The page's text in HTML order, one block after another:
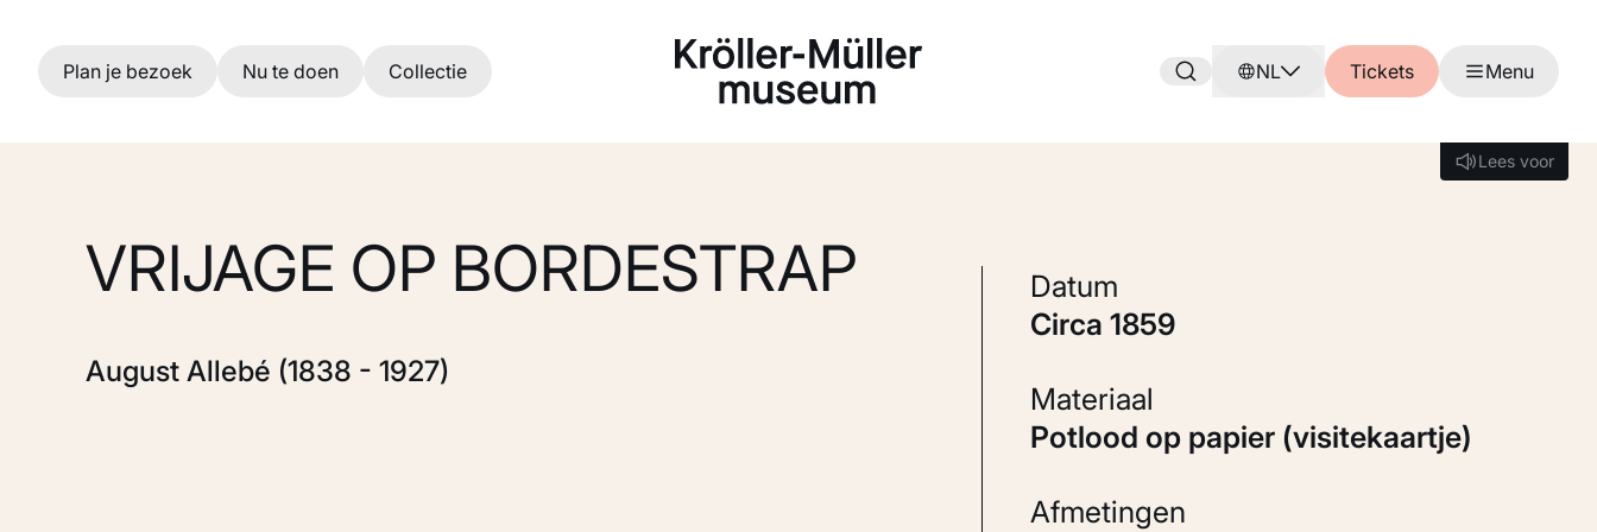
Ga naar hoofdinhoud
Plan je bezoek Nu te doen Collectie NL Tickets Menu
Lees voor
Lees voor
VRIJAGE OP BORDESTRAP
August Allebé (1838 - 1927)
Datum
circa 1859
Materiaal
Potlood op papier (visitekaartje)
Afmetingen